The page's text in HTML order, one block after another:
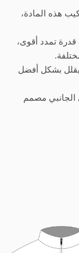
هذه المادة،
بعرض ٤٫٥ سم تمتلك قدرة تمدد أقوى،
يقلل بشكل أفضل
الجانبي مصمم